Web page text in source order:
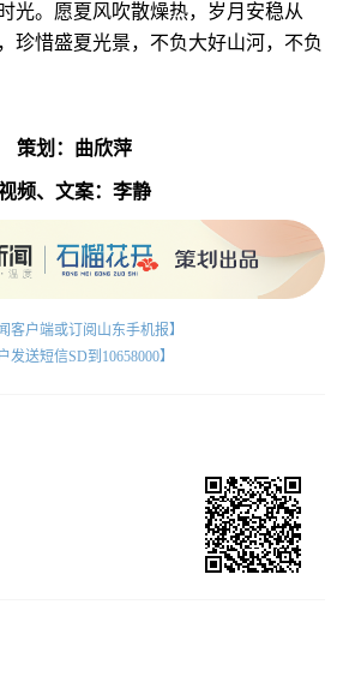
光。愿夏风吹散燥热，岁月安稳从
珍惜盛夏光景，不负大好山河，不负
策划：曲欣萍
频、文案：李静
客户端或订阅山东手机报】
发送短信SD到10658000】